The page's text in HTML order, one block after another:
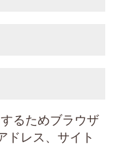
るためブラウザ
ドレス、サイト